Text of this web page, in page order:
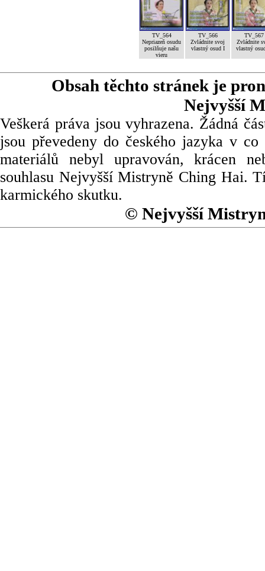
TV_564
Nepriazeň osudu
posilňuje našu
vieru
TV_566
Zvládnite svoj
vlastný osud I
TV_567
Zvládnite
vlastný
Obsah těchto stránek je
Nejvyšší
Veškerá práva jsou vyhrazena. Žádná
jsou převedeny do českého jazyka v
materiálů nebyl upravován, krácen
souhlasu Nejvyšší Mistryně Ching Hai.
karmického skutku.
© Nejvyšší